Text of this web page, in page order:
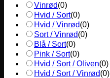
Vinrød(0)
Hvid / Sort(0)
Hvid / Vinrød(0)
Sort / Vinrød(0)
Blå / Sort(0)
Pink / Sort(0)
Hvid / Sort / Oliven(0)
Hvid / Sort / Vinrød(0)